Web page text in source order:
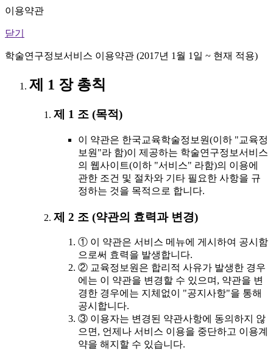
이용약관
닫기
학술연구정보서비스 이용약관 (2017년 1월 1일 ~ 현재 적용)
제 1 장 총칙
제 1 조 (목적)
이 약관은 한국교육학술정보원(이하 "교육정
보원"라 함)이 제공하는 학술연구정보서비스
의 웹사이트(이하 "서비스" 라함)의 이용에
관한 조건 및 절차와 기타 필요한 사항을 규
정하는 것을 목적으로 합니다.
제 2 조 (약관의 효력과 변경)
① 이 약관은 서비스 메뉴에 게시하여 공시함
으로써 효력을 발생합니다.
② 교육정보원은 합리적 사유가 발생한 경우
에는 이 약관을 변경할 수 있으며, 약관을 변
경한 경우에는 지체없이 "공지사항"을 통해
공시합니다.
③ 이용자는 변경된 약관사항에 동의하지 않
으면, 언제나 서비스 이용을 중단하고 이용계
약을 해지할 수 있습니다.